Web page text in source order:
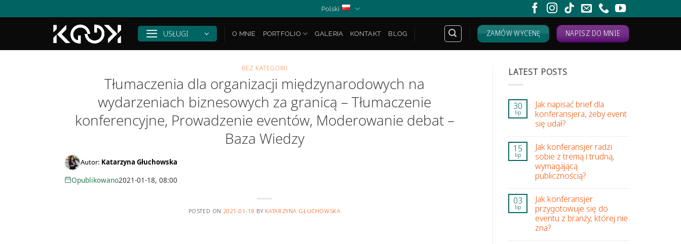
to
Polski
USŁUGI O MNIE PORTFOLIO GALERIA KONTAKT BLOG ZAMÓW WYCENĘ NAPISZ DO MNIE
BEZ KATEGORII
Tłumaczenia dla organizacji międzynarodowych na
wydarzeniach biznesowych za granicą – Tłumaczenie
konferencyjne, Prowadzenie eventów, Moderowanie debat –
Baza Wiedzy
Autor: Katarzyna Głuchowska
Opublikowano2021-01-18, 08:00
POSTED ON 2021-01-18 BY KATARZYNA GŁUCHOWSKA
LATEST POSTS
30
lip
Jak napisać brief dla
konferansjera, żeby event
się udał?
15
lip
Jak konferansjer radzi
sobie z tremą i trudną,
wymagającą
publicznością?
03
lip
Jak konferansjer
przygotowuje się do
eventu z branży, której nie
zna?